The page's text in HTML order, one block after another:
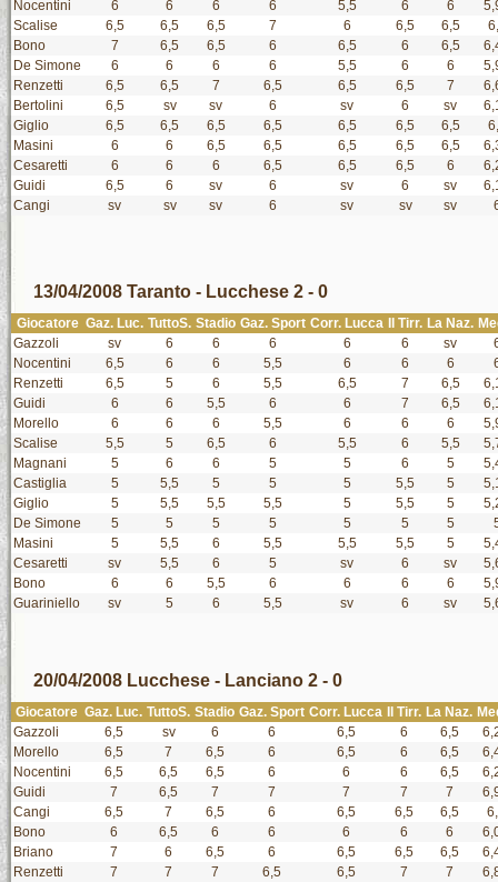
Nocentini 6 6 6 6 5,5 6 6
Scalise
6,5 6,5 6,5 7 6 6,5 6,5
Bono
7 6,5 6,5 6 6,5 6 6,5
De Simone
6 6 6 6 5,5 6 6
Renzetti
6,5 6,5 7 6,5 6,5 6,5 7
Bertolini
6,5 sv sv 6 sv 6 sv
Giglio
6,5 6,5 6,5 6,5 6,5 6,5 6,5
Masini
6 6 6,5 6,5 6,5 6,5 6,5
Cesaretti
6 6 6 6,5 6,5 6,5 6
Guidi
6,5 6 sv 6 sv 6 sv
Cangi
sv sv sv 6 sv sv sv
13/04/2008 Taranto - Lucchese 2 - 0
Giocatore Gaz. Luc. TuttoS. Stadio Gaz. Sport Corr. Lucca Il Tirr. La Naz.
Gazzoli
sv 6 6 6 6 6 sv
Nocentini
6,5 6 6 5,5 6 6 6
Renzetti
6,5 5 6 5,5 6,5 7 6,5
Guidi
6 6 5,5 6 6 7 6,5
Morello
6 6 6 5,5 6 6 6
Scalise
5,5 5 6,5 6 5,5 6 5,5
Magnani
5 6 6 5 5 6 5
Castiglia
5 5,5 5 5 5 5,5 5
Giglio
5 5,5 5,5 5,5 5 5,5 5
De Simone
5 5 5 5 5 5 5
Masini
5 5,5 6 5,5 5,5 5,5 5
Cesaretti
sv 5,5 6 5 sv 6 sv
Bono
6 6 5,5 6 6 6 6
Guariniello
sv 5 6 5,5 sv 6 sv
20/04/2008 Lucchese - Lanciano 2 - 0
Giocatore Gaz. Luc. TuttoS. Stadio Gaz. Sport Corr. Lucca Il Tirr. La Naz.
Gazzoli
6,5 sv 6 6 6,5 6 6,5
Morello
6,5 7 6,5 6 6,5 6 6,5
Nocentini
6,5 6,5 6,5 6 6 6 6,5
Guidi
7 6,5 7 7 7 7 7
Cangi
6,5 7 6,5 6 6,5 6,5 6,5
Bono
6 6,5 6 6 6 6 6
Briano
7 6 6,5 6 6,5 6,5 6,5
Renzetti
7 7 7 6,5 6,5 7 7